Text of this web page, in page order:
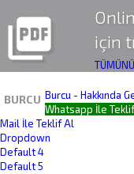
picture_as_pdf
için
BURCU Burcu - Hakkında
Whatsapp İle
Mail İle Teklif Al
Dropdown
Default 4
Default 5